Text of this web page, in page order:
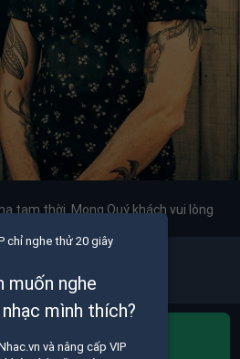
tạm thời. Mong Quý khách vui lòng
bộ nhạc bạn thích
chỉ nghe thử 20 giây
muốn nghe
mình thích?
và nâng cấp VIP